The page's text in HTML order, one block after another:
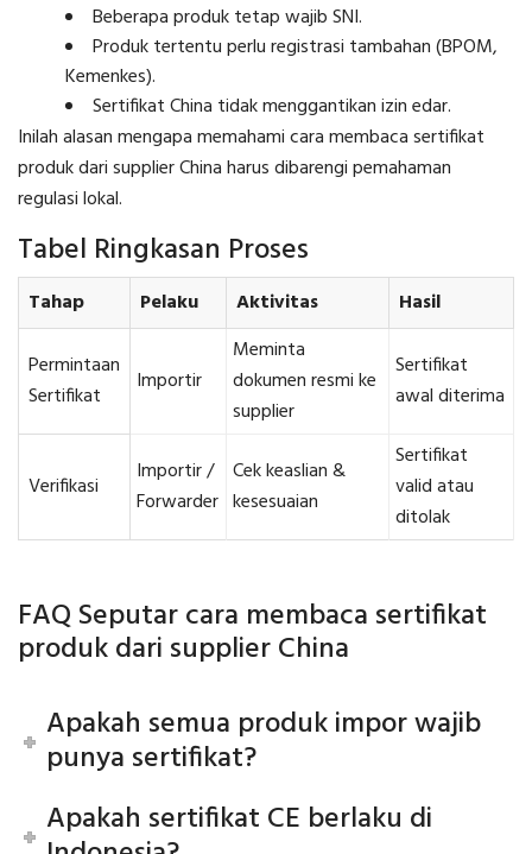
Beberapa produk tetap wajib SNI.
Produk tertentu perlu registrasi tambahan (BPOM,
Kemenkes).
Sertifikat China tidak menggantikan izin edar.
Inilah alasan mengapa memahami cara membaca sertifikat
produk dari supplier China harus dibarengi pemahaman
regulasi lokal.
Tabel Ringkasan Proses
Tahap Pelaku Aktivitas Hasil
Permintaan
Sertifikat
Importir
Meminta
dokumen resmi ke
supplier
Sertifikat
awal diterima
Verifikasi
Importir /
Forwarder
Cek keaslian &
kesesuaian
Sertifikat
valid atau
ditolak
FAQ Seputar cara membaca sertifikat
produk dari supplier China
Apakah semua produk impor wajib
punya sertifikat?
Apakah sertifikat CE berlaku di